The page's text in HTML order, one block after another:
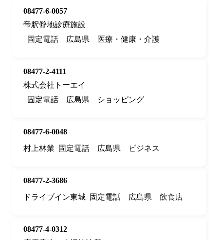
08477-6-0057
帝釈僻地診療施設
固定電話
広島県 医療・健康・介護
08477-2-4111
株式会社トーエイ
固定電話
広島県 ショッピング
08477-6-0048
村上林業
固定電話 広島県 ビジネス
08477-2-3686
ドライブイン東城 固定電話 広島県 飲食店
08477-4-0312